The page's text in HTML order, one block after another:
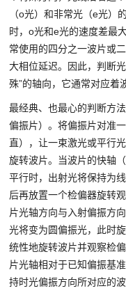
（o光）和非常光（e光）
时，o光和e光的速度差最
常使用的四分之一波片或
大相位延迟。因此，判断
殊”的轴向，它通常对应着
最经典、也最心的判断方
偏振片）。将偏振片对准
直），让一束激光或平行
旋转波片。当波片的快轴
平行时，出射光将保持为
后再放置一个检偏器旋转
片光轴方向与入射偏振方
光将变为圆偏振光，此时
统性地旋转波片并观察检
片光轴相对于已知偏振基
持时光偏振方向所对应的